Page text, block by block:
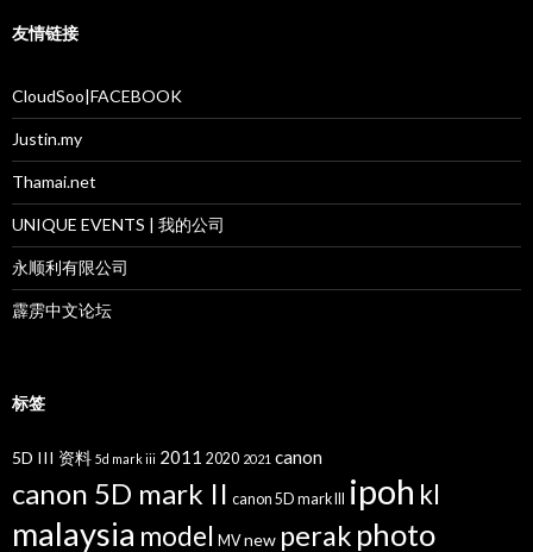
友情链接
CloudSoo|FACEBOOK
Justin.my
Thamai.net
UNIQUE EVENTS | 我的公司
永顺利有限公司
霹雳中文论坛
标签
5D III 资料 5d mark iii 2011 2020 2021 canon
canon 5D mark II canon 5D mark III ipoh kl
malaysia model MV new perak photo